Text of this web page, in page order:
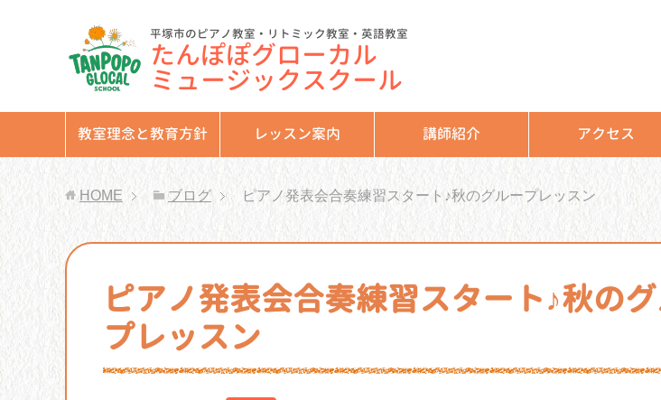
平塚市のピアノ教室・リトミック教室・英語教室
たんぽぽグローカル
ミュージックスクール
教室理念と教育方針 レッスン案内 講師紹介 アクセス
HOME ブログ ピアノ発表会合奏練習スタート♪秋のグループレッスン
ピアノ発表会合奏練習スタート♪秋の
プレッスン